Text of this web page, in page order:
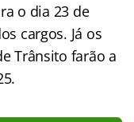
o dia 23 de
cargos. Já os
Trânsito farão a